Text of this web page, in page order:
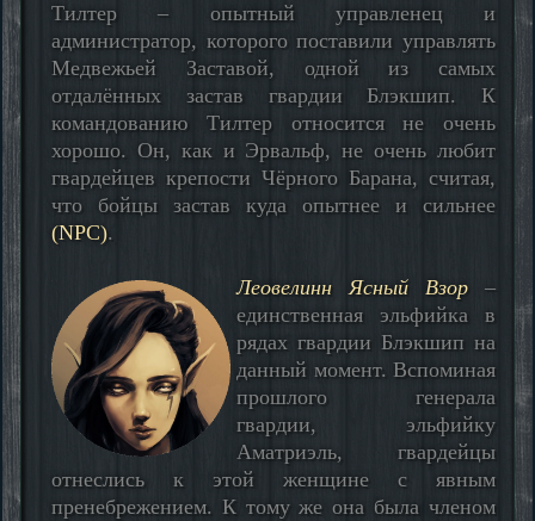
Тилтер – опытный управленец и
администратор, которого поставили управлять
Медвежьей Заставой, одной из самых
отдалённых застав гвардии Блэкшип. К
командованию Тилтер относится не очень
хорошо. Он, как и Эрвальф, не очень любит
гвардейцев крепости Чёрного Барана, считая,
что бойцы застав куда опытнее и сильнее
(NPC).
Леовелинн Ясный Взор –
единственная эльфийка в
рядах гвардии Блэкшип на
данный момент. Вспоминая
прошлого генерала
гвардии, эльфийку
Аматриэль, гвардейцы
отнеслись к этой женщине с явным
пренебрежением. К тому же она была членом